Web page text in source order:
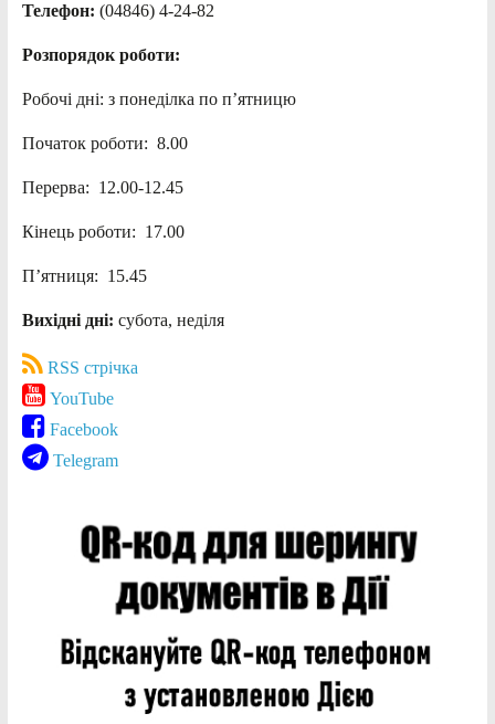
Телефон: (04846) 4-24-82
Розпорядок роботи:
Робочі дні: з понеділка по п’ятницю
Початок роботи: 8.00
Перерва: 12.00-12.45
Кінець роботи: 17.00
П’ятниця: 15.45
Вихідні дні: субота, неділя
RSS стрічка
YouTube
Facebook
Telegram